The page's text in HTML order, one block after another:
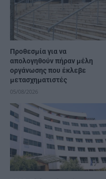
Προθεσμία για να
απολογηθούν πήραν μέλη
οργάνωσης που έκλεβε
μετασχηματιστές
05/08/2026